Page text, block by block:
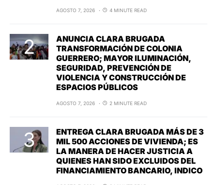
AGOSTO 7, 2026 4 MINUTE READ
ANUNCIA CLARA BRUGADA
TRANSFORMACIÓN DE COLONIA
GUERRERO; MAYOR ILUMINACIÓN,
SEGURIDAD, PREVENCIÓN DE
VIOLENCIA Y CONSTRUCCIÓN DE
ESPACIOS PÚBLICOS
AGOSTO 7, 2026 2 MINUTE READ
ENTREGA CLARA BRUGADA MÁS DE 3
MIL 500 ACCIONES DE VIVIENDA; ES
LA MANERA DE HACER JUSTICIA A
QUIENES HAN SIDO EXCLUIDOS DEL
FINANCIAMIENTO BANCARIO, INDICO